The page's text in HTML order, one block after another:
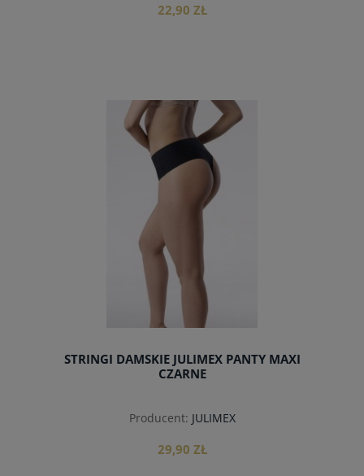
22,90 ZŁ
do koszyka
STRINGI DAMSKIE JULIMEX PANTY MAXI
CZARNE
Producent: JULIMEX
29,90 ZŁ